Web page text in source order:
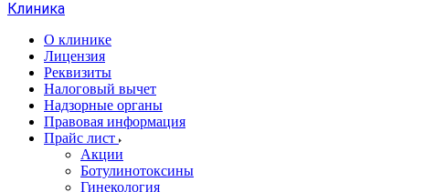
Клиника
О клинике
Лицензия
Реквизиты
Налоговый вычет
Надзорные органы
Правовая информация
Прайс лист
Акции
Ботулинотоксины
Гинекология